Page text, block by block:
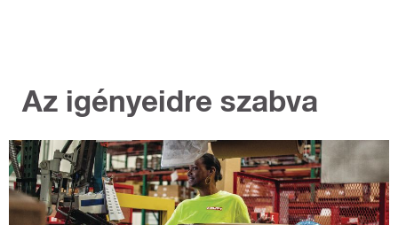
Az igényeidre szabva